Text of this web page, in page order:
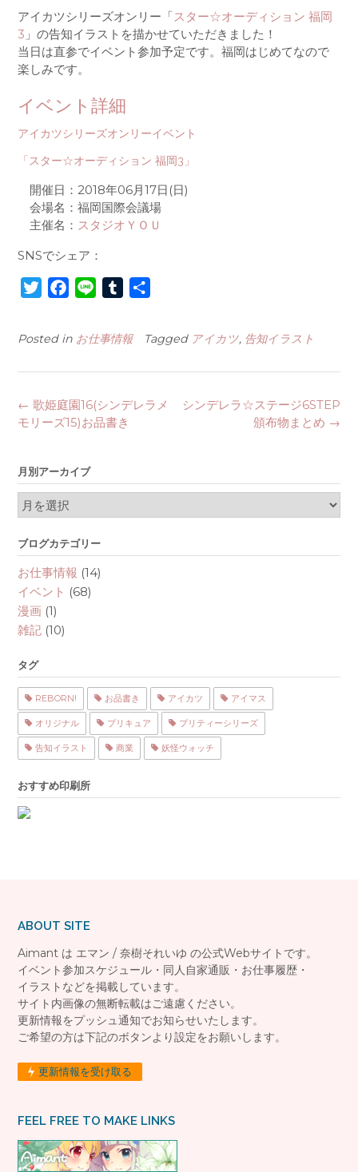
アイカツシリーズオンリー「スター☆オーディション 福岡
3 」の告知イラストを描かせていただきました！
当日は直参でイベント参加予定です。福岡はじめてなので
楽しみです。
イベント詳細
アイカツシリーズオンリーイベント
「 スター☆オーディション 福岡3 」
開催日：2018年06月17日(日)
会場名：福岡国際会議場
主催名： スタジオＹＯＵ
SNSでシェア：
t
r
b
o
l
Posted in お仕事情報 Tagged アイカツ, 告知イラスト
Post
navigation
シンデレラ☆ステージ6STEP
頒布物まとめ →
← 歌姫庭園16(シンデレラメ
モリーズ15)お品書き
月別アーカイブ
月
別
ア
ー
カ
イ
ブ
ブログカテゴリー
お仕事情報 (14)
イベント (68)
漫画 (1)
雑記 (10)
タグ
REBORN! お品書き アイカツ アイマス
オリジナル プリキュア プリティーシリーズ
告知イラスト 商業 妖怪ウォッチ
おすすめ印刷所
ABOUT SITE
Aimant は エマン / 奈樹それいゆ の公式Webサイトです。
イベント参加スケジュール・同人自家通販・お仕事履歴・
イラストなどを掲載しています。
サイト内画像の無断転載はご遠慮ください。
更新情報をプッシュ通知でお知らせいたします。
ご希望の方は下記のボタンより設定をお願いします。
更新情報を受け取る
FEEL FREE TO MAKE LINKS